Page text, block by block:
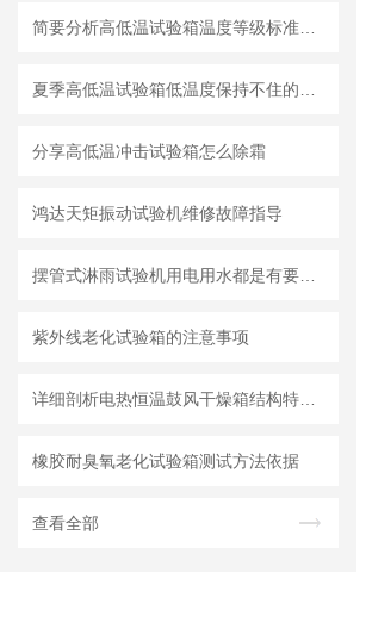
分享高低温冲击试验箱怎么除霜
鸿达天矩振动试验机维修故障指导
紫外线老化试验箱的注意事项
橡胶耐臭氧老化试验箱测试方法依据
查看全部